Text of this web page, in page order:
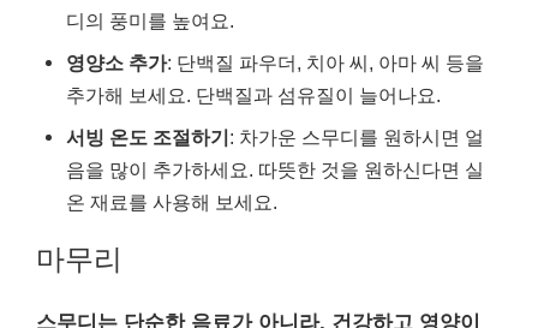
디의 풍미를 높여요.
영양소 추가: 단백질 파우더, 치아 씨, 아마 씨 등을
추가해 보세요. 단백질과 섬유질이 늘어나요.
서빙 온도 조절하기: 차가운 스무디를 원하시면 얼
음을 많이 추가하세요. 따뜻한 것을 원하신다면 실
온 재료를 사용해 보세요.
마무리
스무디는 단순한 음료가 아니라, 건강하고 영양이